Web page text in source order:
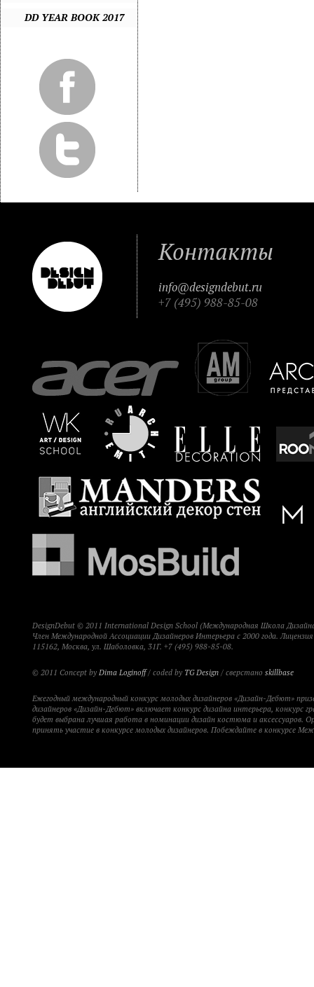
DD YEAR BOOK 2017
Контакты
info@designdebut.ru
+7 (495) 988-85-08
DesignDebut © 2011 International Design School (Международная Школа
Член Международной Ассоциации Дизайнеров Интерьера с 2000 года.
115162, Москва, ул. Шаболовка, 31Г. +7 (495) 988-85-08.
© 2011 Concept by Dima Loginoff/ coded by TG Design / сверстано skillbase
Ежегодный международный конкурс молодых дизайнеров «Дизайн-Дебют»
дизайнеров «Дизайн-Дебют» включает конкурс дизайна интерьера, конкурс
будет выбрана лучшая работа в номинации дизайн костюма и
принять участие в конкурсе молодых дизайнеров. Побеждайте в конкурсе